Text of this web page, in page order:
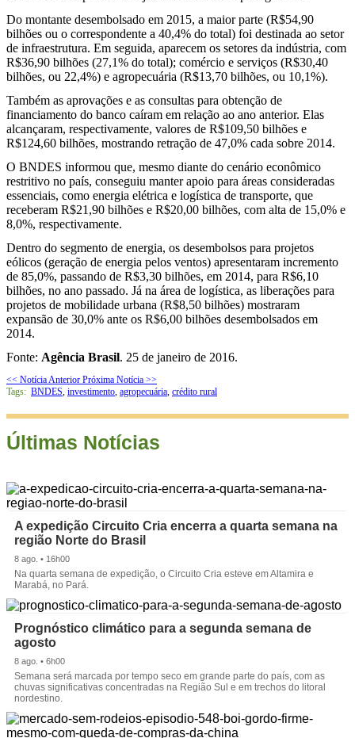
Do montante desembolsado em 2015, a maior parte (R$54,90
bilhões ou o correspondente a 40,4% do total) foi destinada ao setor
de infraestrutura. Em seguida, aparecem os setores da indústria, com
R$36,90 bilhões (27,1% do total); comércio e serviços (R$30,40
bilhões, ou 22,4%) e agropecuária (R$13,70 bilhões, ou 10,1%).
Também as aprovações e as consultas para obtenção de
financiamento do banco caíram em relação ao ano anterior. Elas
alcançaram, respectivamente, valores de R$109,50 bilhões e
R$124,60 bilhões, mostrando retração de 47,0% cada sobre 2014.
O BNDES informou que, mesmo diante do cenário econômico
restritivo no país, conseguiu manter apoio para áreas consideradas
essenciais, como energia elétrica e logística de transporte, que
receberam R$21,90 bilhões e R$20,00 bilhões, com alta de 15,0% e
8,0%, respectivamente.
Dentro do segmento de energia, os desembolsos para projetos
eólicos (geração de energia pelos ventos) apresentaram incremento
de 85,0%, passando de R$3,30 bilhões, em 2014, para R$6,10
bilhões, no ano passado. Já na área de logística, as liberações para
projetos de mobilidade urbana (R$8,50 bilhões) mostraram
expansão de 30,0% ante os R$6,00 bilhões desembolsados em
2014.
Fonte: Agência Brasil. 25 de janeiro de 2016.
<< Notícia Anterior Próxima Notícia >>
Tags: BNDES, investimento, agropecuária, crédito rural
Últimas Notícias
A expedição Circuito Cria encerra a quarta semana na
região Norte do Brasil
8 ago. • 16h00
Na quarta semana de expedição, o Circuito Cria esteve em Altamira e
Marabá, no Pará.
Prognóstico climático para a segunda semana de
agosto
8 ago. • 6h00
Semana será marcada por tempo seco em grande parte do país, com as
chuvas significativas concentradas na Região Sul e em trechos do litoral
nordestino.